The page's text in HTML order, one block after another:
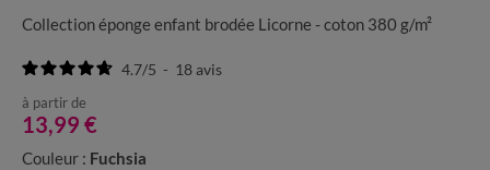
Collection éponge enfant brodée Licorne - coton 380 g/m²
4.7/5 - 18avis
à partir de
13,99 €
Couleur : Fuchsia